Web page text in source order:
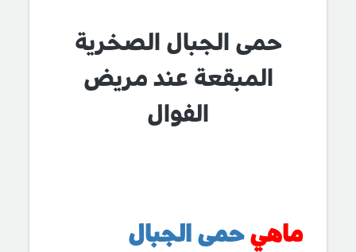
حمى الجبال الصخرية
المبقعة عند مريض
الفوال
ماهيحمى الجبال